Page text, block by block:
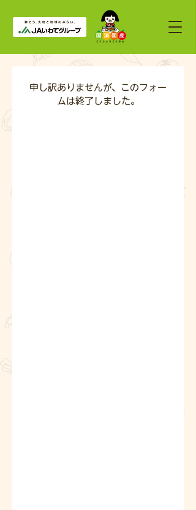
申し訳ありませんが、このフォー
ムは終了しました。